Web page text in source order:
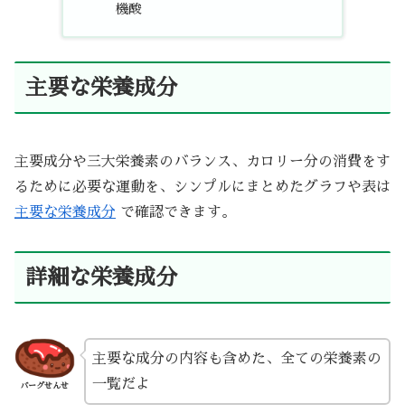
機酸
主要な栄養成分
主要成分や三大栄養素のバランス、カロリー分の消費をす
るために必要な運動を、シンプルにまとめたグラフや表は
主要な栄養成分 で確認できます。
詳細な栄養成分
バーグせんせ
主要な成分の内容も含めた、全ての栄養素の
一覧だよ